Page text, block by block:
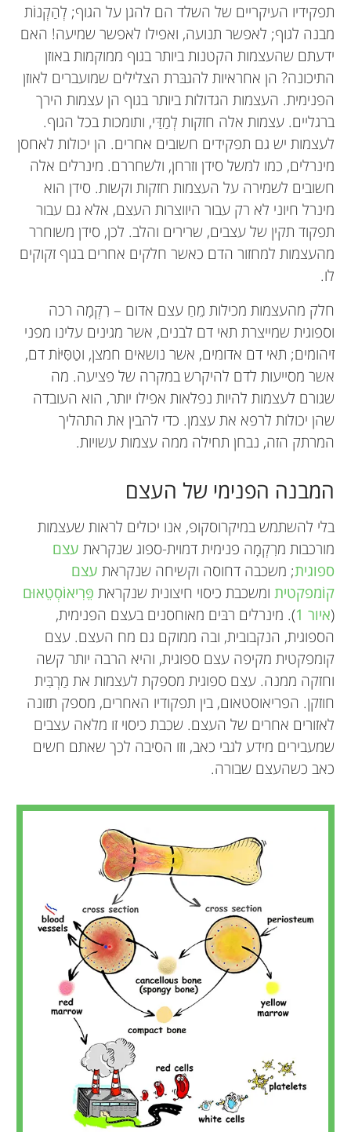
תפקידיו העיקריים של השלד הם להגן על הגוף; לְהַקְנוֹת
מבנה לגוף; לאפשר תנועה, ואפילו לאפשר שמיעה! האם
ידעתם שהעצמות הקטנות ביותר בגוף ממוקמות באוזן
התיכונה? הן אחראיות להגבּרת הצלילים שמועברים לאוזן
הפנימית. העצמות הגדולות ביותר בגוף הן עצמות הירך
ברגליים. עצמות אלה חזקות לְמַדַּי, ותומכות בכל הגוף.
לעצמות יש גם תפקידים חשובים אחרים. הן יכולות לאחסן
מינרלים, כמו למשל סידן וזרחן, ולשחררם. מינרלים אלה
חשובים לשמירה על העצמות חזקות וקשות. סידן הוא
מינרל חיוני לא רק עבור היווצרות העצם, אלא גם עבור
תפקוד תקין של עצבים, שרירים והלב. לכן, סידן משוחרר
מהעצמות למחזור הדם כאשר חלקים אחרים בגוף זקוקים
לו.
חלק מהעצמות מכילות מֵחַ עצם אדום – רִקְמָה רכה
וספוגית שמייצרת תאי דם לבנים, אשר מגינים עלינו מפני
זיהומים; תאי דם אדומים, אשר נושאים חמצן, וטַסִּיּוֹת דם,
אשר מסייעות לדם להיקרש במקרה של פציעה. מה
שגורם לעצמות להיות נפלאות אפילו יותר, הוא העובדה
שהן יכולות לרפא את עצמן. כדי להבין את התהליך
המרתק הזה, נבחן תחילה ממה עצמות עשויות.
המבנה הפנימי של העצם
בלי להשתמש במיקרוסקופ, אנו יכולים לראות שעצמות
מורכבות מרִקְמָה פנימית דמוית-ספוג שנקראת עצם
ספוגית; משכבה דחוסה וקשיחה שנקראת עצם
קוֹמפקטיתומשכבת כיסוי חיצונית שנקראת פֵּרִיאוֹסְטֵאוּם
(איור 1 ). מינרלים רבּים מאוחסנים בעצם הפנימית,
הספוגית, הנקבובית, ובה ממוקם גם מח העצם. עצם
קומפקטית מקיפה עצם ספוגית, והיא הרבה יותר קשה
וחזקה ממנה. עצם ספוגית מספקת לעצמות את מַרְבִּית
חוזקן. הפריאוסטאום, בין תפקודיו האחרים, מספק תזונה
לאזורים אחרים של העצם. שכבת כיסוי זו מלאה עצבים
שמעבירים מידע לגבי כאב, וזו הסיבה לכך שאתם חשים
כאב כשהעצם שבורה.